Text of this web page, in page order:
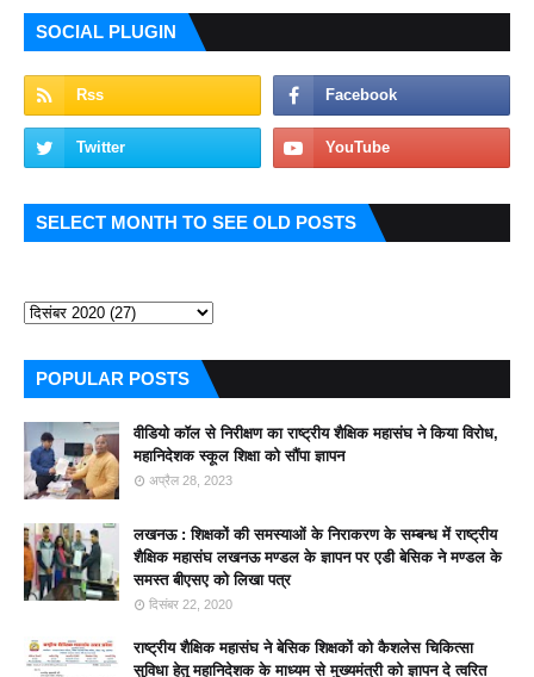
SOCIAL PLUGIN
SELECT MONTH TO SEE OLD POSTS
POPULAR POSTS
वीडियो कॉल से निरीक्षण का राष्ट्रीय शैक्षिक महासंघ ने किया विरोध,
महानिदेशक स्कूल शिक्षा को सौंपा ज्ञापन
अप्रैल 28, 2023
लखनऊ : शिक्षकों की समस्याओं के निराकरण के सम्बन्ध में राष्ट्रीय
शैक्षिक महासंघ लखनऊ मण्डल के ज्ञापन पर एडी बेसिक ने मण्डल के
समस्त बीएसए को लिखा पत्र
दिसंबर 22, 2020
राष्ट्रीय शैक्षिक महासंघ ने बेसिक शिक्षकों को कैशलेस चिकित्सा
सुविधा हेतु महानिदेशक के माध्यम से मुख्यमंत्री को ज्ञापन दे त्वरित